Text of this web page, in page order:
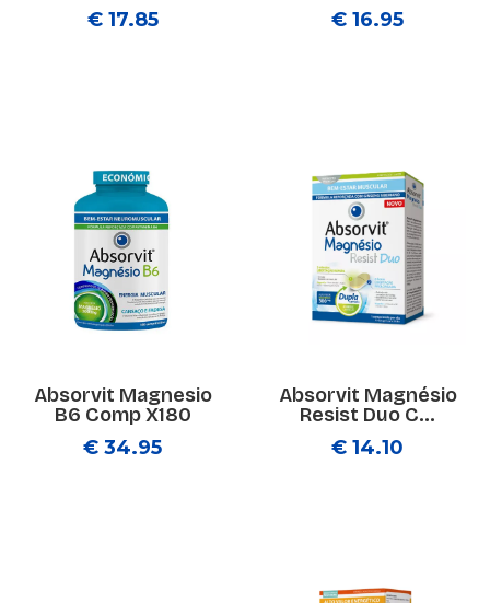
€ 17.85
€ 16.95
Absorvit Magnesio
B6 Comp X180
€ 34.95
Absorvit Magnésio
Resist Duo C...
€ 14.10